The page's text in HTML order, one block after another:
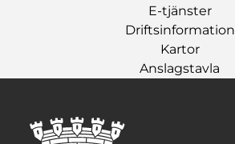
E-tjänster
Driftsinformation
Kartor
Anslagstavla